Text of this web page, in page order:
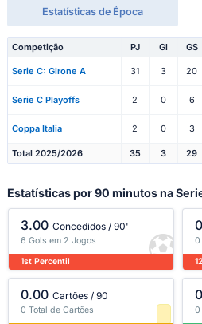
Estatísticas de Época
Competição PJ Gl GS
Serie C: Girone A 31 3 20
Serie C Playoffs 2 0 6
Coppa Italia 2 0 3
Total 2025/2026 35 3 29
Estatísticas por 90 minutos na
3.00 Concedidos / 90'
6 Gols em 2 Jogos
1st Percentil
0
0.00 Cartões / 90
0 Total de Cartões
0